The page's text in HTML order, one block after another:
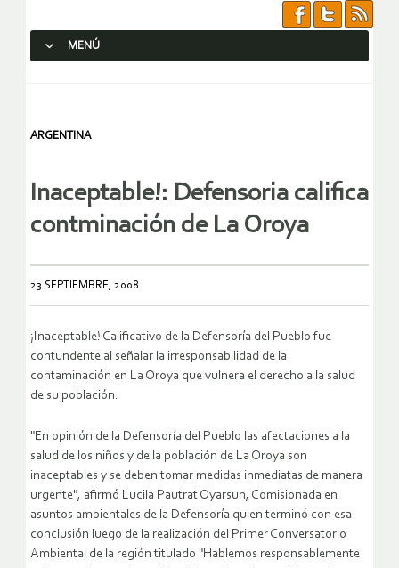
MENÚ
ARGENTINA
Inaceptable!: Defensoria califica
contminación de La Oroya
23 SEPTIEMBRE, 2008
¡Inaceptable! Calificativo de la Defensoría del Pueblo fue
contundente al señalar la irresponsabilidad de la
contaminación en La Oroya que vulnera el derecho a la salud
de su población.
"En opinión de la Defensoría del Pueblo las afectaciones a la
salud de los niños y de la población de La Oroya son
inaceptables y se deben tomar medidas inmediatas de manera
urgente", afirmó Lucila Pautrat Oyarsun, Comisionada en
asuntos ambientales de la Defensoría quien terminó con esa
conclusión luego de la realización del Primer Conversatorio
Ambiental de la región titulado "Hablemos responsablemente